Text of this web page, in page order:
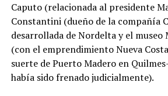
Caputo (relacionada al presidente
Constantini (dueño de la compañía
desarrollada de Nordelta y el museo
(con el emprendimiento Nueva
suerte de Puerto Madero en
había sido frenado judicialmente).